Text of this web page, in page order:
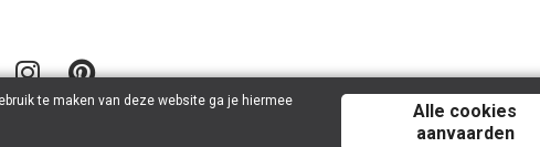
te maken van deze website ga je hiermee
Alle cookies
aanvaarden